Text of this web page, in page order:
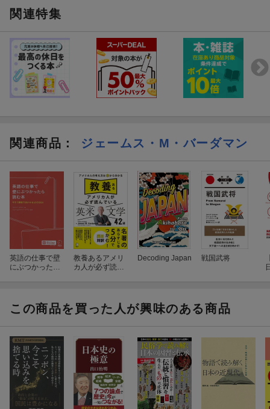
関連特集
関連商品 ： ジェームス・M・バーダマン
英語の仕事で壁
にぶつかったら
教養あるアメリ
カ人が必ず読ん
Decoding Japan 戦国武将
この商品を買った人が興味のある商品